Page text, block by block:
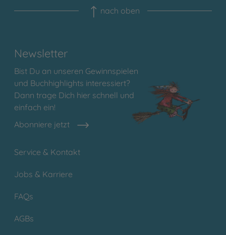
nach oben
Newsletter
Bist Du an unseren Gewinnspielen
und Buchhighlights interessiert?
Dann trage Dich hier schnell und
einfach ein!
Abonniere jetzt
Service & Kontakt
Jobs & Karriere
FAQs
AGBs